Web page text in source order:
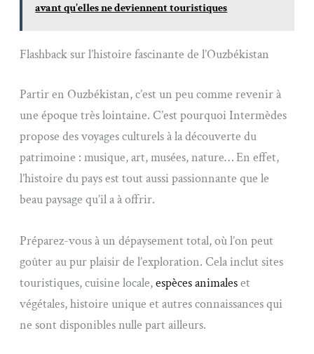
avant qu'elles ne deviennent touristiques
Flashback sur l’histoire fascinante de l’Ouzbékistan
Partir en Ouzbékistan, c’est un peu comme revenir à
une époque très lointaine. C’est pourquoi Intermèdes
propose des voyages culturels à la découverte du
patrimoine : musique, art, musées, nature… En effet,
l’histoire du pays est tout aussi passionnante que le
beau paysage qu’il a à offrir.
Préparez-vous à un dépaysement total, où l’on peut
goûter au pur plaisir de l’exploration. Cela inclut sites
touristiques, cuisine locale,espèces animaleset
végétales, histoire unique et autres connaissances qui
ne sont disponibles nulle part ailleurs.